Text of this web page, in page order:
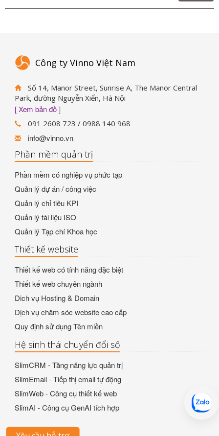
Công ty Vinno Việt Nam
Số 14, Manor Street, Sunrise A, The Manor Central
Park, đường Nguyễn Xiển, Hà Nội
[ Xem bản đồ ]
091 2608 723 / 0988 140 968
info@vinno.vn
Phần mềm quản trị
Phần mềm có nghiệp vụ phức tạp
Quản lý dự án / công việc
Quản lý chỉ tiêu KPI
Quản lý tài liệu ISO
Quản lý Tạp chí Khoa học
Thiết kế website
Thiết kế web có tính năng đặc biệt
Thiết kế web chuyên ngành
Dich vụ Hosting & Domain
Dịch vụ chăm sóc website cao cấp
Quy định sử dụng Tên miền
Hệ sinh thái chuyển đổi số
SlimCRM - Tăng năng lực quản trị
SlimEmail - Tiếp thị email tự động
SlimWeb - Công cụ thiết kế web
SlimAI - Công cụ GenAI tích hợp